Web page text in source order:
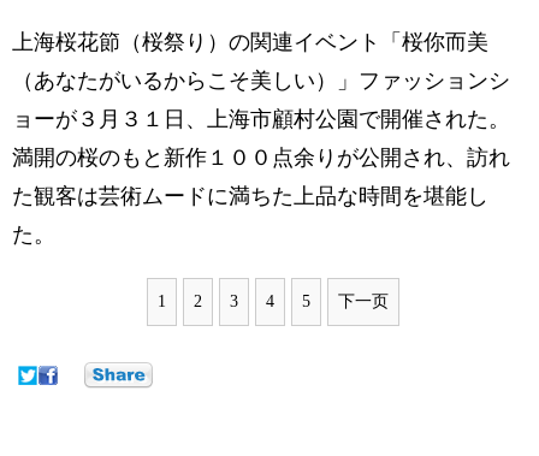
上海桜花節（桜祭り）の関連イベント「桜你而美
（あなたがいるからこそ美しい）」ファッションシ
ョーが３月３１日、上海市顧村公園で開催された。
満開の桜のもと新作１００点余りが公開され、訪れ
た観客は芸術ムードに満ちた上品な時間を堪能し
た。
1 2 3 4 5 下一页